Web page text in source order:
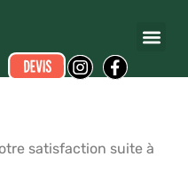
22 au 2023-11-02
satisfaction suite à